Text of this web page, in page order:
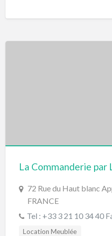
La Commanderie par
72 Rue du Haut blanc
FRANCE
Tel : +33 3 21 10 34 40
Location Meublée